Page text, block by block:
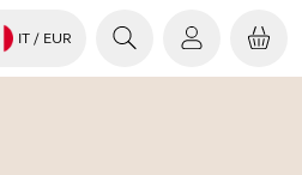
IT / EUR